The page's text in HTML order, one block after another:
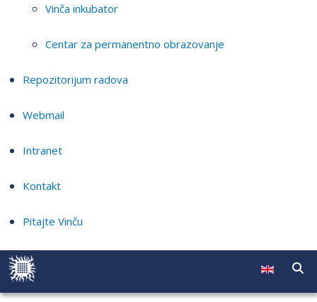
Vinča inkubator
Centar za permanentno obrazovanje
Repozitorijum radova
Webmail
Intranet
Kontakt
Pitajte Vinču